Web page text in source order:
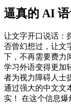
逼真的 AI
让文字开口说话：
否曾幻想过，让文
下，不再需要费力
学习外语变得更加
者为视力障碍人士
通过强大的中文文
实！ 在这个信息